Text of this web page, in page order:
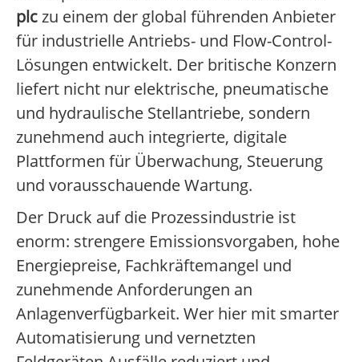
plczu einem der global führenden Anbieter
für industrielle Antriebs- und Flow-Control-
Lösungen entwickelt. Der britische Konzern
liefert nicht nur elektrische, pneumatische
und hydraulische Stellantriebe, sondern
zunehmend auch integrierte, digitale
Plattformen für Überwachung, Steuerung
und vorausschauende Wartung.
Der Druck auf die Prozessindustrie ist
enorm: strengere Emissionsvorgaben, hohe
Energiepreise, Fachkräftemangel und
zunehmende Anforderungen an
Anlagenverfügbarkeit. Wer hier mit smarter
Automatisierung und vernetzten